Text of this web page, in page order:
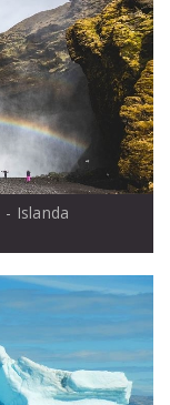
- Islanda